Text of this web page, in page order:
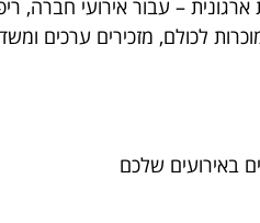
– עבור אירועי חברה,
לכולם, מזכירים ערכים